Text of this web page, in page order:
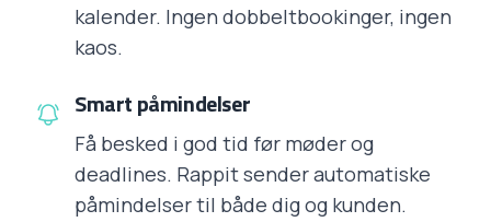
kalender. Ingen dobbeltbookinger, ingen
kaos.
Smart påmindelser
Få besked i god tid før møder og
deadlines. Rappit sender automatiske
påmindelser til både dig og kunden.